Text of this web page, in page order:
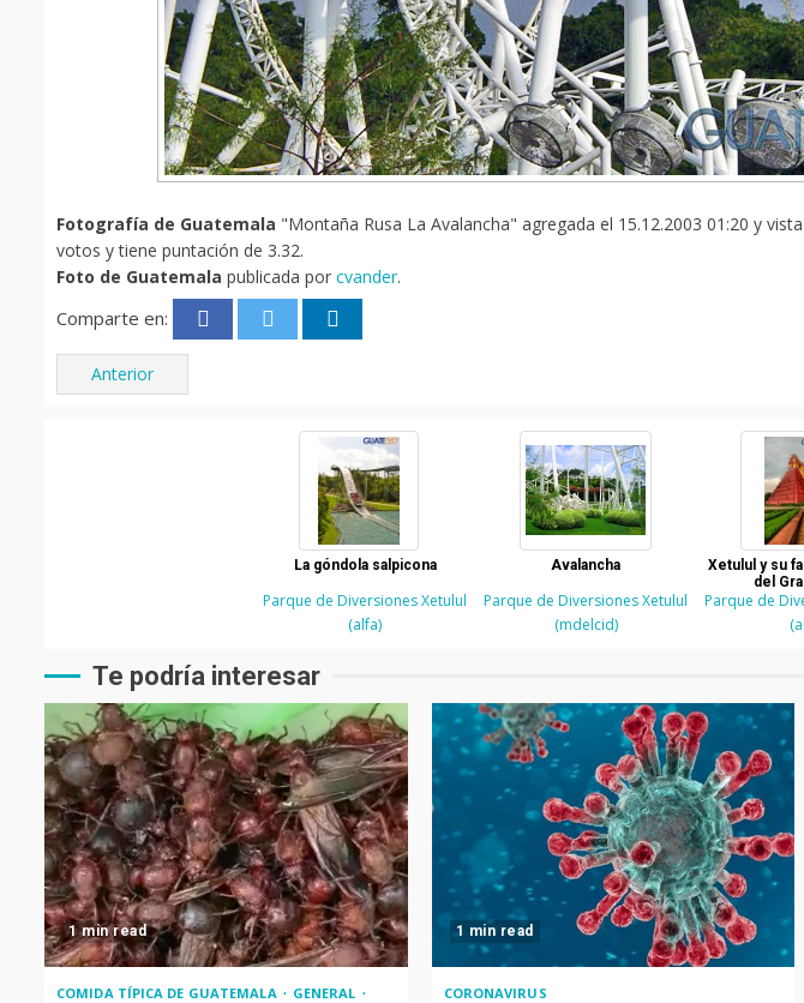
Fotografía de Guatemala "Montaña Rusa La Avalancha" agregada el 15.12.2003 01:20 y
votos y tiene puntación de 3.32.
Foto de Guatemala publicada por cvander.
Comparte en:
Anterior
La góndola salpicona
Parque de Diversiones Xetulul
(alfa)
Avalancha
Parque de Diversiones Xetulul
(mdelcid)
Xetulul y su
del
Parque de
Te podría interesar
1 min read
COMIDA TÍPICA DE GUATEMALA
GENERAL
1 min read
CORONAVIRUS